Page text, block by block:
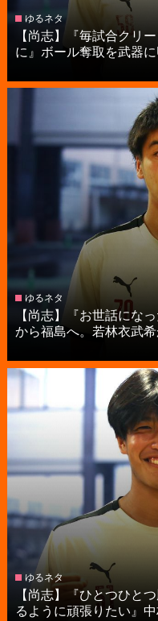
ゆるネタ
【尚志】『毎試合クリ
に』ボール奪取を武器
ゆるネタ
【尚志】『お世話にな
から福島へ。若林衣武
ゆるネタ
【尚志】『ひとつひと
るように頑張りたい』